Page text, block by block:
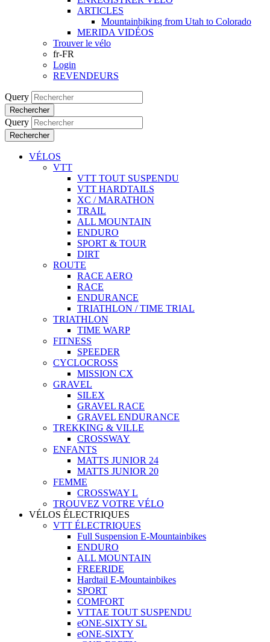
ARTICLES
Mountainbiking from Utah to Colorado
MERIDA VIDÉOS
Trouver le vélo
fr-FR
Login
REVENDEURS
Query
Rechercher
Query
Rechercher
VÉLOS
VTT
VTT TOUT SUSPENDU
VTT HARDTAILS
XC / MARATHON
TRAIL
ALL MOUNTAIN
ENDURO
SPORT & TOUR
DIRT
ROUTE
RACE AERO
RACE
ENDURANCE
TRIATHLON / TIME TRIAL
TRIATHLON
TIME WARP
FITNESS
SPEEDER
CYCLOCROSS
MISSION CX
GRAVEL
SILEX
GRAVEL RACE
GRAVEL ENDURANCE
TREKKING & VILLE
CROSSWAY
ENFANTS
MATTS JUNIOR 24
MATTS JUNIOR 20
FEMME
CROSSWAY L
TROUVEZ VOTRE VÉLO
VÉLOS ÉLECTRIQUES
VTT ÉLECTRIQUES
Full Suspension E-Mountainbikes
ENDURO
ALL MOUNTAIN
FREERIDE
Hardtail E-Mountainbikes
SPORT
COMFORT
VTTAE TOUT SUSPENDU
eONE-SIXTY SL
eONE-SIXTY